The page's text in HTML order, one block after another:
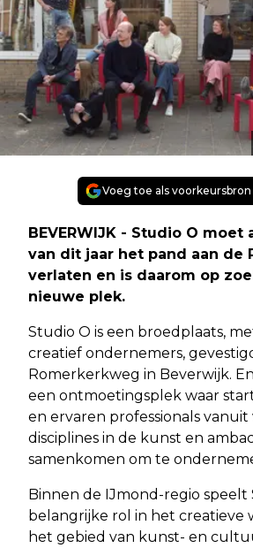
Voeg toe als
BEVERWIJK - Studio O moet
van dit jaar het pand aan de
verlaten en is daarom op
nieuwe plek.
Studio O is een broedplaats,
creatief ondernemers,
Romerkerkweg in Beverwijk. En
een ontmoetingsplek waar
en ervaren professionals
disciplines in de kunst en
samenkomen om te
Binnen de IJmond-regio speelt
belangrijke rol in het creatieve
het gebied van kunst- en